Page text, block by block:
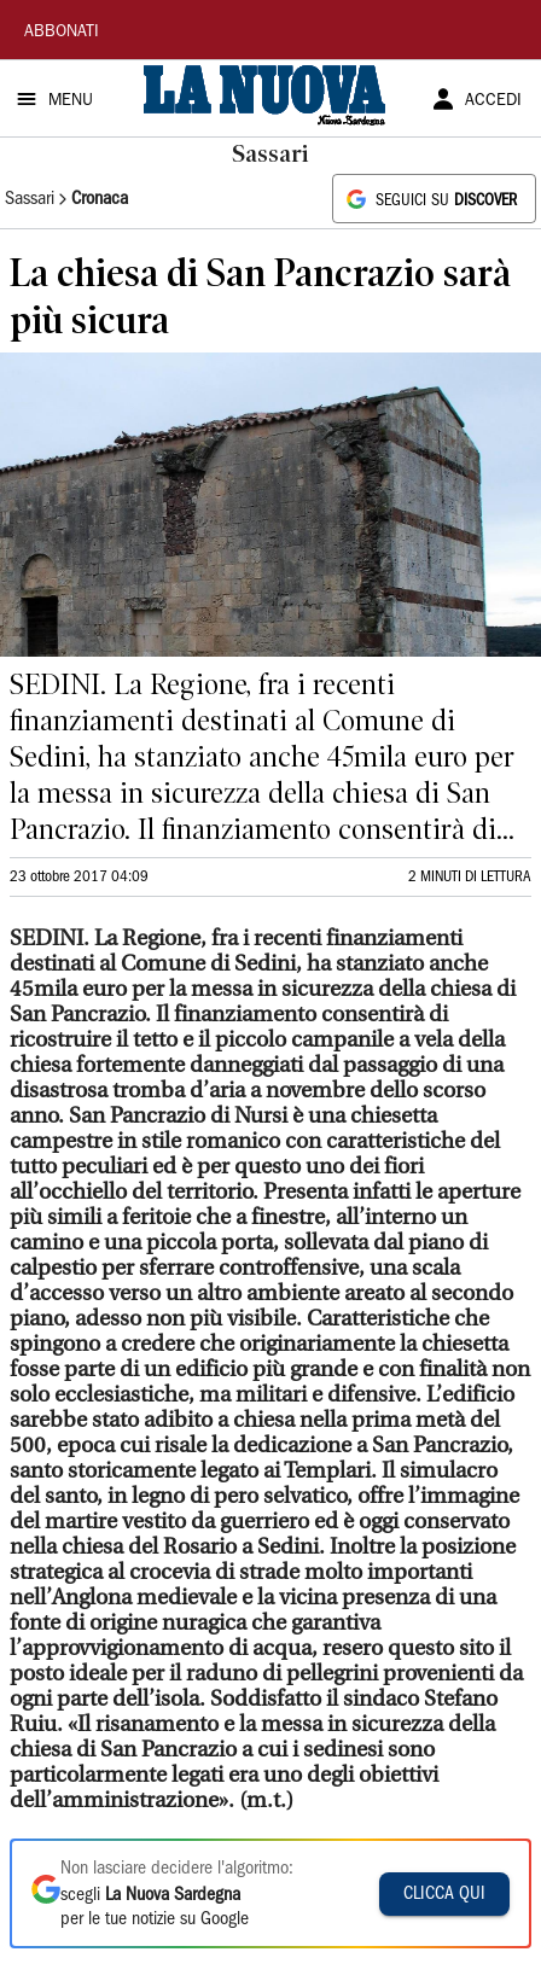
La
Nuova
Sardegna
ABBONATI
MENU ACCEDI
Sassari
Sassari Cronaca SEGUICI SU DISCOVER
La chiesa di San Pancrazio sarà
più sicura
SEDINI. La Regione, fra i recenti
finanziamenti destinati al Comune di
Sedini, ha stanziato anche 45mila euro per
la messa in sicurezza della chiesa di San
Pancrazio. Il finanziamento consentirà di...
23 ottobre 2017 04:09 2 MINUTI DI LETTURA
SEDINI. La Regione, fra i recenti finanziamenti
destinati al Comune di Sedini, ha stanziato anche
45mila euro per la messa in sicurezza della chiesa di
San Pancrazio. Il finanziamento consentirà di
ricostruire il tetto e il piccolo campanile a vela della
chiesa fortemente danneggiati dal passaggio di una
disastrosa tromba d’aria a novembre dello scorso
anno. San Pancrazio di Nursi è una chiesetta
campestre in stile romanico con caratteristiche del
tutto peculiari ed è per questo uno dei fiori
all’occhiello del territorio. Presenta infatti le aperture
più simili a feritoie che a finestre, all’interno un
camino e una piccola porta, sollevata dal piano di
calpestio per sferrare controffensive, una scala
d’accesso verso un altro ambiente areato al secondo
piano, adesso non più visibile. Caratteristiche che
spingono a credere che originariamente la chiesetta
fosse parte di un edificio più grande e con finalità non
solo ecclesiastiche, ma militari e difensive. L’edificio
sarebbe stato adibito a chiesa nella prima metà del
500, epoca cui risale la dedicazione a San Pancrazio,
santo storicamente legato ai Templari. Il simulacro
del santo, in legno di pero selvatico, offre l’immagine
del martire vestito da guerriero ed è oggi conservato
nella chiesa del Rosario a Sedini. Inoltre la posizione
strategica al crocevia di strade molto importanti
nell’Anglona medievale e la vicina presenza di una
fonte di origine nuragica che garantiva
l’approvvigionamento di acqua, resero questo sito il
posto ideale per il raduno di pellegrini provenienti da
ogni parte dell’isola. Soddisfatto il sindaco Stefano
Ruiu. «Il risanamento e la messa in sicurezza della
chiesa di San Pancrazio a cui i sedinesi sono
particolarmente legati era uno degli obiettivi
dell’amministrazione». (m.t.)
Non lasciare decidere l'algoritmo:
scegli La Nuova Sardegna
per le tue notizie su Google
CLICCA QUI